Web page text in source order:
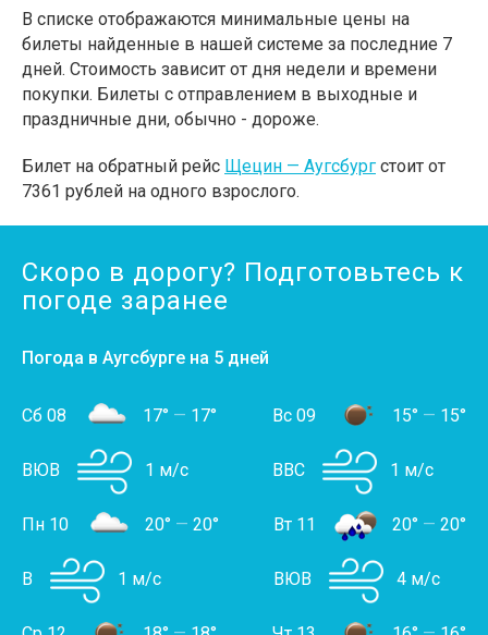
В списке отображаются минимальные цены на
билеты найденные в нашей системе за последние 7
дней. Стоимость зависит от дня недели и времени
покупки. Билеты с отправлением в выходные и
праздничные дни, обычно - дороже.
Билет на обратный рейс Щецин — Аугсбург стоит от
7361 рублей на одного взрослого.
Скоро в дорогу? Подготовьтесь к
погоде заранее
Погода в Аугсбурге на 5 дней
Сб 08 17° — 17°
ВЮВ 1 м/с
Вс 09 15° — 15°
ВВС 1 м/с
Пн 10 20° — 20°
В 1 м/с
Вт 11 20° — 20°
ВЮВ 4 м/с